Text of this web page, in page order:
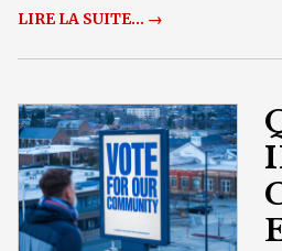
LIRE LA SUITE... →